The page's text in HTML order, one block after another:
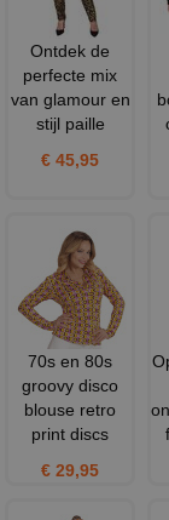
Ontdek de
perfecte mix
van glamour en
stijl paille
€ 45,95
70s en 80s
groovy disco
blouse retro
print discs
€ 29,95